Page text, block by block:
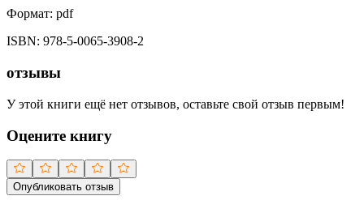
Формат: pdf
ISBN: 978-5-0065-3908-2
отзывы
У этой книги ещё нет отзывов, оставьте свой отзыв первым!
Оцените книгу
Опубликовать отзыв